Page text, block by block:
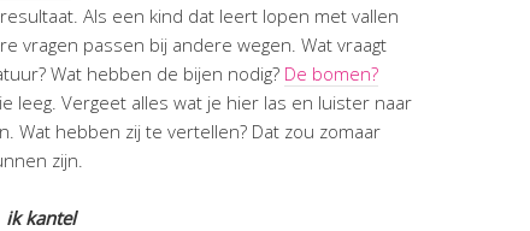
Als een kind dat leert lopen met vallen
vragen passen bij andere wegen. Wat vraagt
Wat hebben de bijen nodig? De bomen?
leeg. Vergeet alles wat je hier las en luister naar
Wat hebben zij te vertellen? Dat zou zomaar
zijn.
ik kantel